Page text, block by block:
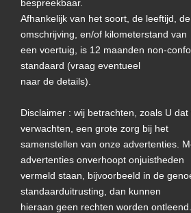
bespreekbaar.
Afhankelijk van het soort, de leeftijd,
omschrijving, en/of kilometerstand van
een voertuig, is 12 maanden non-
standaard (vraag eventueel
naar de details).
Disclaimer : wij betrachten, zoals U
verwachten, een grote zorg bij het
samenstellen van onze advertenties.
advertenties onverhoopt onjuistheden
vermeld staan, bijvoorbeeld in de
standaarduitrusting, dan kunnen
hieraan geen rechten worden ontleend.